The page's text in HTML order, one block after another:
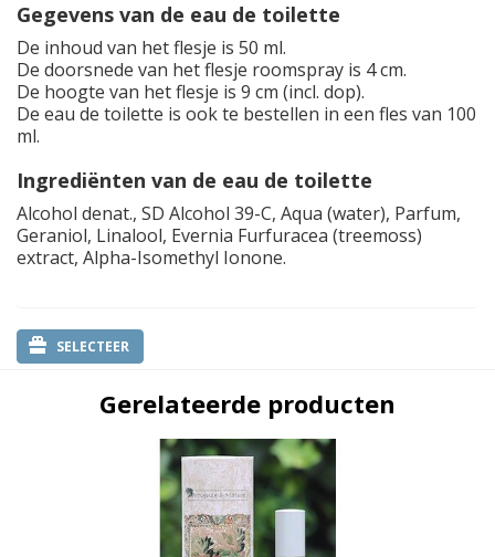
Gegevens van de eau de toilette
De inhoud van het flesje is 50 ml.
De doorsnede van het flesje roomspray is 4 cm.
De hoogte van het flesje is 9 cm (incl. dop).
De eau de toilette is ook te bestellen in een fles van 100
ml.
Ingrediënten van de eau de toilette
Alcohol denat., SD Alcohol 39-C, Aqua (water), Parfum,
Geraniol, Linalool, Evernia Furfuracea (treemoss)
extract, Alpha-Isomethyl Ionone.
SELECTEER
Gerelateerde producten